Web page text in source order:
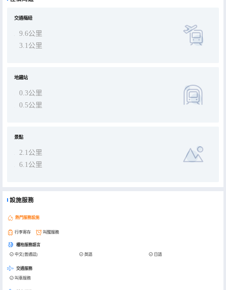
交通樞紐
9.6公里
3.1公里
地鐵站
0.3公里
0.5公里
景點
2.1公里
6.1公里
設施服務
熱門服務設施
行李寄存 叫醒服務
櫃枱服務語言
中文(普通話) 英語 日語
交通服務
叫車服務